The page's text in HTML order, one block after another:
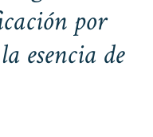
por
esencia de